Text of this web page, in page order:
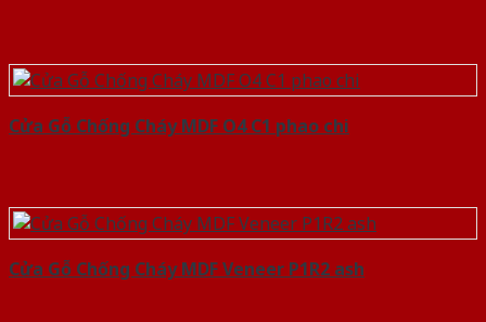
Cửa Gỗ Chống Cháy MDF O4 C1 phao chi
Cửa Gỗ Chống Cháy MDF Veneer P1R2 ash